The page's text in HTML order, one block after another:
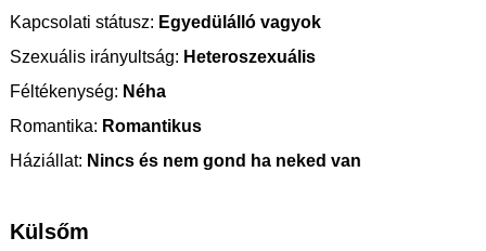
Kapcsolati státusz: Egyedülálló vagyok
Szexuális irányultság: Heteroszexuális
Féltékenység: Néha
Romantika: Romantikus
Háziállat: Nincs és nem gond ha neked van
Külsőm